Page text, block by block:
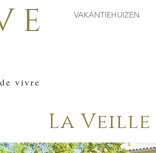
E VAKANTIEHUIZEN
vivre
La